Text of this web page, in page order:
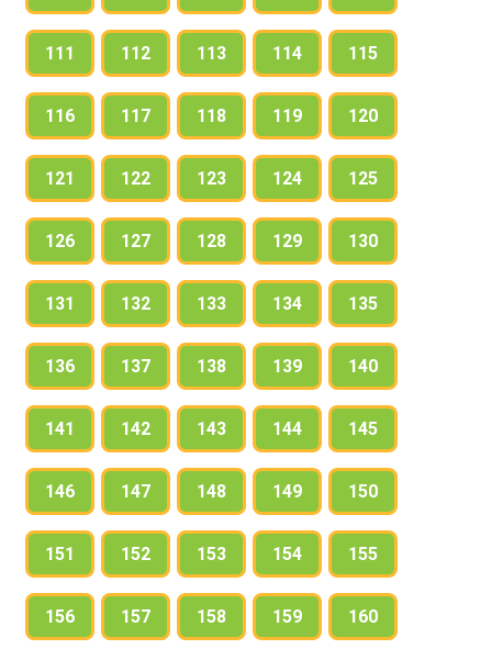
111 112 113 114 115
116 117 118 119 120
121 122 123 124 125
126 127 128 129 130
131 132 133 134 135
136 137 138 139 140
141 142 143 144 145
146 147 148 149 150
151 152 153 154 155
156 157 158 159 160